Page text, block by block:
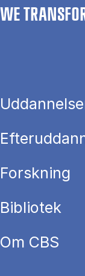
WE
Forskning
Bibliotek
Om CBS